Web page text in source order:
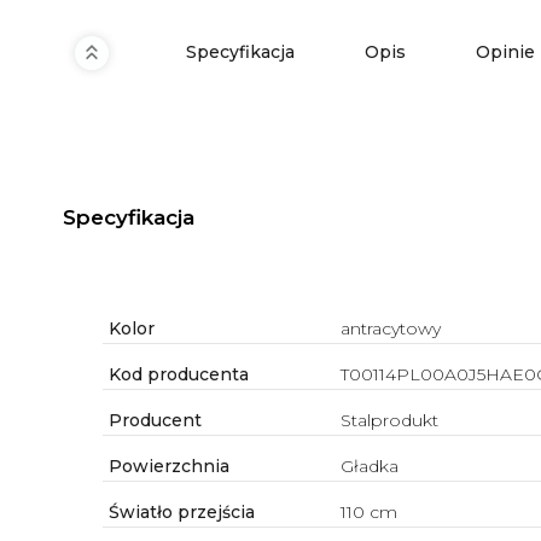
Specyfikacja Opis Opinie
Specyfikacja
Kolor antracytowy
Kod producenta
Producent Stalprodukt
Powierzchnia Gładka
Światło przejścia 110 cm